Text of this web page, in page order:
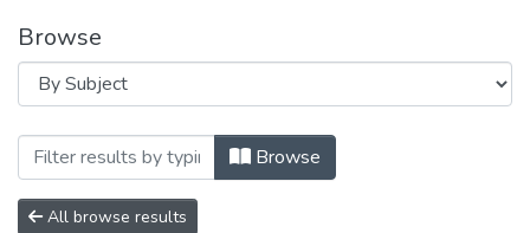
Browse
Browsing Статті (КГПСПД) by Subject
Browse
All browse results